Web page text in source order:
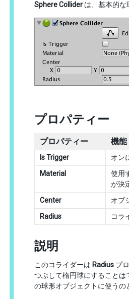
Sphere Collider は、基本的な
プロパティー
プロパティー 機能
Is Trigger
オン
Material
使用
が決
Center
オブ
Radius
コラ
説明
このコライダーは Radius プ
つぶして楕円球にすること
の球形オブジェクトに使うの